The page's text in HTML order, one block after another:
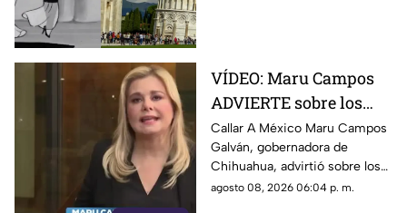
VÍDEO: Maru Campos
ADVIERTE sobre los
RIESGOS de los nuevos
lineamientos
propuestos por el
Gobierno
Callar A México Maru Campos
Galván, gobernadora de
Chihuahua, advirtió sobre los
riesgos que podrían
agosto 08, 2026 06:04 p. m.